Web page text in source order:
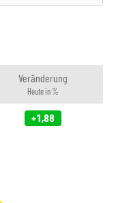
Veränderung
Heute in %
+1,88